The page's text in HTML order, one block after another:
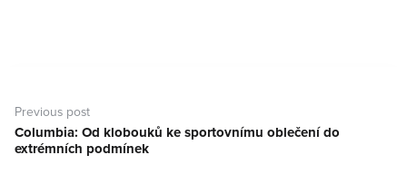
pro
příspěvek
Previous post
Previous
post:
Columbia: Od klobouků ke sportovnímu oblečení do
extrémních podmínek